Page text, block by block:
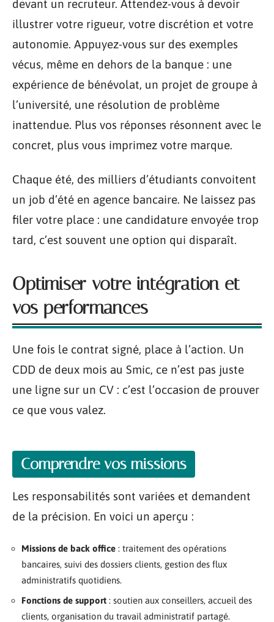
devant un recruteur. Attendez-vous à devoir
illustrer votre rigueur, votre discrétion et votre
autonomie. Appuyez-vous sur des exemples
vécus, même en dehors de la banque : une
expérience de bénévolat, un projet de groupe à
l’université, une résolution de problème
inattendue. Plus vos réponses résonnent avec le
concret, plus vous imprimez votre marque.
Chaque été, des milliers d’étudiants convoitent
un job d’été en agence bancaire. Ne laissez pas
filer votre place : une candidature envoyée trop
tard, c’est souvent une option qui disparaît.
Optimiser votre intégration et
vos performances
Une fois le contrat signé, place à l’action. Un
CDD de deux mois au Smic, ce n’est pas juste
une ligne sur un CV : c’est l’occasion de prouver
ce que vous valez.
Comprendre vos missions
Les responsabilités sont variées et demandent
de la précision. En voici un aperçu :
Missions de back office : traitement des opérations
bancaires, suivi des dossiers clients, gestion des flux
administratifs quotidiens.
Fonctions de support : soutien aux conseillers, accueil des
clients, organisation du travail administratif partagé.